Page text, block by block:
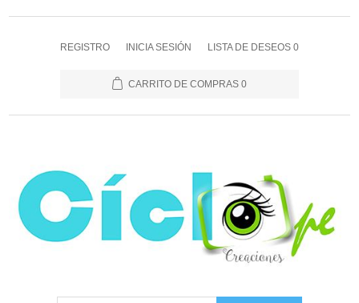
REGISTRO INICIA SESIÓN LISTA DE DESEOS 0
CARRITO DE COMPRAS 0